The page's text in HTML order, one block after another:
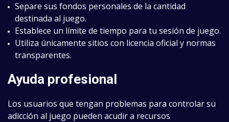
Separe sus fondos personales de la cantidad
destinada al juego.
Establece un límite de tiempo para tu sesión de juego.
Utiliza únicamente sitios con licencia oficial y normas
transparentes.
Ayuda profesional
Los usuarios que tengan problemas para controlar su
adicción al juego pueden acudir a recursos